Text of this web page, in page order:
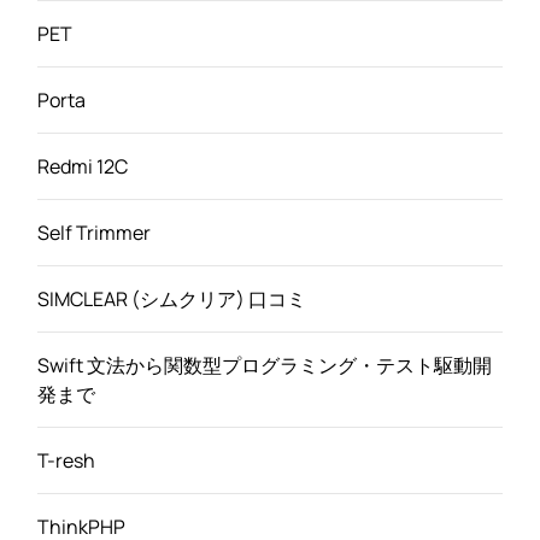
PET
Porta
Redmi 12C
Self Trimmer
SIMCLEAR (シムクリア) 口コミ
Swift 文法から関数型プログラミング・テスト駆動開
発まで
T-resh
ThinkPHP